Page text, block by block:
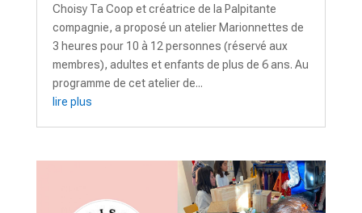
Choisy Ta Coop et créatrice de la Palpitante
compagnie, a proposé un atelier Marionnettes de
3 heures pour 10 à 12 personnes (réservé aux
membres), adultes et enfants de plus de 6 ans. Au
programme de cet atelier de...
lire plus